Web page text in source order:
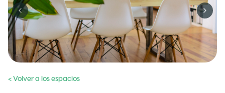
Previous slide Next
< Volver a los espacios